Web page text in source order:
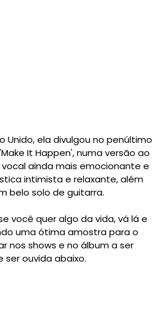
Unido, ela divulgou no penúltimo
It Happen', numa versão ao
ainda mais emocionante e
intimista e relaxante, além
belo solo de guitarra.
você quer algo da vida, vá lá e
uma ótima amostra para o
nos shows e no álbum a ser
ser ouvida abaixo.